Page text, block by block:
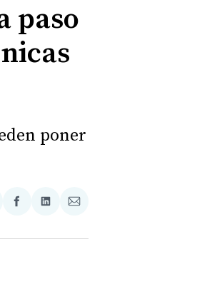
paso
poner
Compartir
Facebook
Compartir
LinkedIn
Compartir
Email